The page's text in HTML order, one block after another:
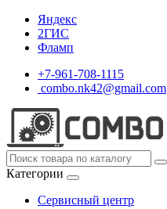
Яндекс
2ГИС
Фламп
+7-961-708-1115
combo.nk42@gmail.com
Категории
Сервисный центр